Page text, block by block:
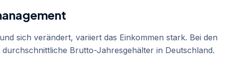
sich verändert, variiert das Einkommen stark. Bei den
Brutto-Jahresgehälter in Deutschland.